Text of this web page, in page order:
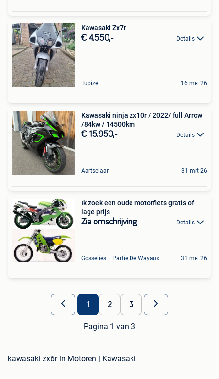
Kawasaki Zx7r
€ 4.550,- Details
Tubize 16 mei 26
Kawasaki ninja zx10r / 2022/ full Arrow
/84kw / 14500km
€ 15.950,- Details
Aartselaar 31 mrt 26
Ik zoek een oude motorfiets gratis of
lage prijs
Zie omschrijving Details
Gosselies + Partie De Wayaux 31 mei 26
1 2 3
Pagina 1 van 3
kawasaki zx6r in Motoren | Kawasaki